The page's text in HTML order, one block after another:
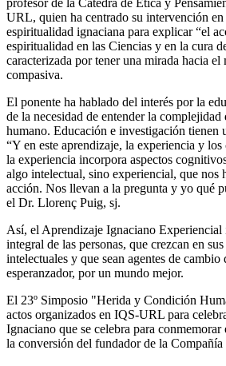
profesor de la Cátedra de Ética y
URL, quien ha centrado su intervención
espiritualidad ignaciana para explicar “el
espiritualidad en las Ciencias y en la cura
caracterizada por tener una mirada hacia
compasiva.
El ponente ha hablado del interés por la
de la necesidad de entender la
humano. Educación e investigación tienen
“Y en este aprendizaje, la experiencia y los
la experiencia incorpora aspectos
algo intelectual, sino experiencial, que nos
acción. Nos llevan a la pregunta y yo qué
el Dr. Llorenç Puig, sj.
Así, el Aprendizaje Ignaciano
integral de las personas, que crezcan en
intelectuales y que sean agentes de
esperanzador, por un mundo mejor.
El 23º Simposio "Herida y Condición
actos organizados en IQS-URL para
Ignaciano que se celebra para
la conversión del fundador de la Compañía